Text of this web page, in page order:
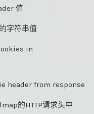
值
字符串值
in
header from response
的HTTP请求头中